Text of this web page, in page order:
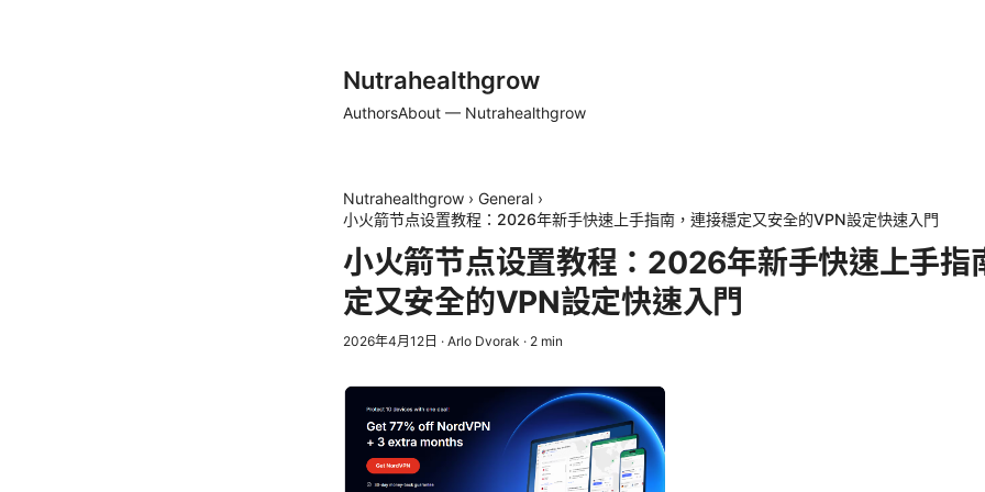
Nutrahealthgrow
AuthorsAbout — Nutrahealthgrow
Nutrahealthgrow › General ›
小火箭节点设置教程：2026年新手快速上手指南，連接穩定又安全的VPN設定快速入門
小火箭节点设置教程：2026年新手快速上手指
定又安全的VPN設定快速入門
2026年4月12日 · Arlo Dvorak · 2 min